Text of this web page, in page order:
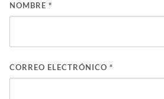
NOMBRE *
CORREO ELECTRÓNICO *